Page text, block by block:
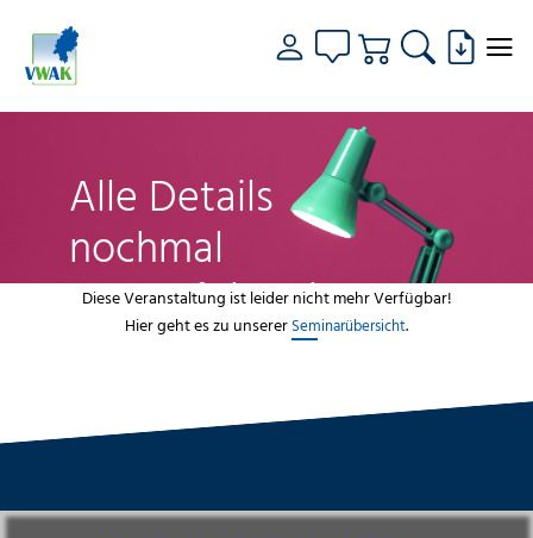
Alle Details
nochmal
genau fokussiert
Diese Veranstaltung ist leider nicht mehr Verfügbar!
Hier geht es zu unserer Seminarübersicht.
VWAK Standorte Bildungsangebot